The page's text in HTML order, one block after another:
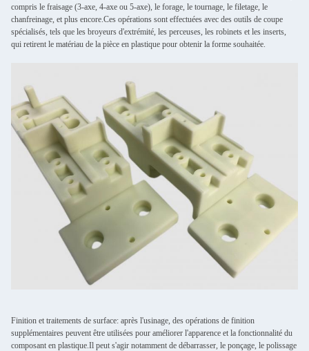
compris le fraisage (3-axe, 4-axe ou 5-axe), le forage, le tournage, le filetage, le
chanfreinage, et plus encore.Ces opérations sont effectuées avec des outils de coupe
spécialisés, tels que les broyeurs d'extrémité, les perceuses, les robinets et les inserts,
qui retirent le matériau de la pièce en plastique pour obtenir la forme souhaitée.
Finition et traitements de surface: après l'usinage, des opérations de finition
supplémentaires peuvent être utilisées pour améliorer l'apparence et la fonctionnalité du
composant en plastique.Il peut s'agir notamment de débarrasser, le ponçage, le polissage